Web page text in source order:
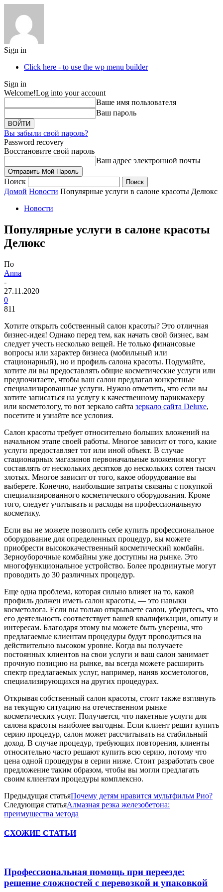
Sign in
Click here - to use the wp menu builder
Sign in
Welcome!Log into your account
Ваше имя пользователя
Ваш пароль
Вы забыли свой пароль?
Password recovery
Восстановите свой пароль
Ваш адрес электронной почты
Поиск
Домой Новости Популярные услуги в салоне красоты Делюкс
Новости
Популярные услуги в салоне красоты
Делюкс
По
Anna
-
27.11.2020
0
811
Хотите открыть собственный салон красоты? Это отличная
бизнес-идея! Однако перед тем, как начать свой бизнес, вам
следует учесть несколько вещей. Не только финансовые
вопросы или характер бизнеса (мобильный или
стационарный), но и профиль салона красоты. Подумайте,
хотите ли вы предоставлять общие косметические услуги или
предпочитаете, чтобы ваш салон предлагал конкретные
специализированные услуги. Нужно отметить, что если вы
хотите записаться на услугу к качественному парикмахеру
или косметологу, то вот зеркало сайта зеркало сайта Deluxe,
посетите и узнайте все условия.
Салон красоты требует относительно больших вложений на
начальном этапе своей работы. Многое зависит от того, какие
услуги предоставляет тот или иной объект. В случае
стационарных магазинов первоначальные вложения могут
составлять от нескольких десятков до нескольких сотен тысяч
злотых. Многое зависит от того, какое оборудование вы
выберете. Конечно, наибольшие затраты связаны с покупкой
специализированного косметического оборудования. Кроме
того, следует учитывать и расходы на профессиональную
косметику.
Если вы не можете позволить себе купить профессиональное
оборудование для определенных процедур, вы можете
приобрести высококачественный косметический комбайн.
Зерноуборочные комбайны уже доступны на рынке. Это
многофункциональное устройство. Более продвинутые могут
проводить до 30 различных процедур.
Еще одна проблема, которая сильно влияет на то, какой
профиль должен иметь салон красоты, — это навыки
косметолога. Если вы только открываете салон, убедитесь, что
его деятельность соответствует вашей квалификации, опыту и
интересам. Благодаря этому вы можете быть уверены, что
предлагаемые клиентам процедуры будут проводиться на
действительно высоком уровне. Когда вы получаете
постоянных клиентов на свои услуги и ваш салон занимает
прочную позицию на рынке, вы всегда можете расширить
спектр предлагаемых услуг, например, наняв косметологов,
специализирующихся на других процедурах.
Открывая собственный салон красоты, стоит также взглянуть
на текущую ситуацию на отечественном рынке
косметических услуг. Получается, что пакетные услуги для
салона красоты наиболее выгодны. Если клиент решит купить
серию процедур, салон может рассчитывать на стабильный
доход. В случае процедур, требующих повторения, клиенты
относительно часто решают купить всю серию, потому что
цена одной процедуры в серии ниже. Стоит разработать свое
предложение таким образом, чтобы вы могли предлагать
своим клиентам процедуры комплексно.
Предыдущая статьяПочему детям нравится мультфильм Рио?
Следующая статьяАлмазная резка железобетона:
преимущества метода
СХОЖИЕ СТАТЬИ
Профессиональная помощь при переезде:
решение сложностей с перевозкой и упаковкой